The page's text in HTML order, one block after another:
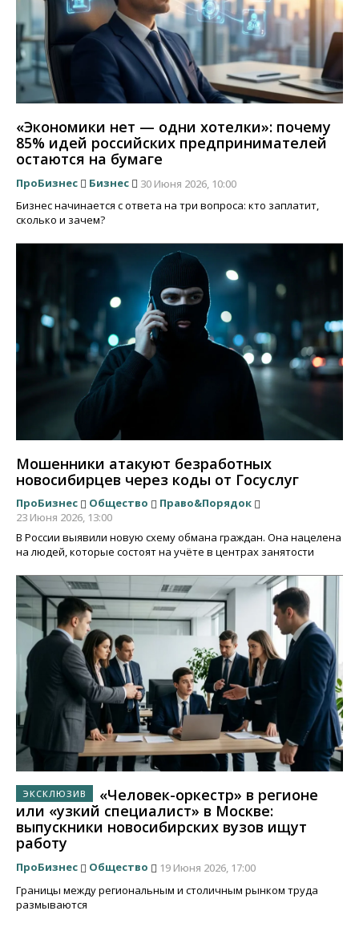
«Экономики нет — одни хотелки»: почему
85% идей российских предпринимателей
остаются на бумаге
ПроБизнес Бизнес
30 Июня 2026, 10:00
Бизнес начинается с ответа на три вопроса: кто заплатит,
сколько и зачем?
Мошенники атакуют безработных
новосибирцев через коды от Госуслуг
ПроБизнес Общество
Право&Порядок
23 Июня 2026, 13:00
В России выявили новую схему обмана граждан. Она нацелена
на людей, которые состоят на учёте в центрах занятости
«Человек-оркестр» в регионе
или «узкий специалист» в Москве:
выпускники новосибирских вузов ищут
работу
ПроБизнес Общество
19 Июня 2026, 17:00
Границы между региональным и столичным рынком труда
размываются